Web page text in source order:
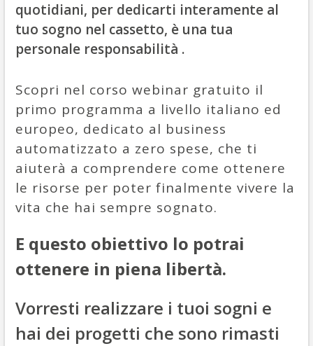
quotidiani, per dedicarti interamente al
tuo sogno nel cassetto, è una tua
personale responsabilità .
Scopri nel corso webinar gratuito il
primo programma a livello italiano ed
europeo, dedicato al business
automatizzato a zero spese, che ti
aiuterà a comprendere come ottenere
le risorse per poter finalmente vivere la
vita che hai sempre sognato.
E questo obiettivo lo potrai
ottenere in piena libertà.
Vorresti realizzare i tuoi sogni e
hai dei progetti che sono rimasti